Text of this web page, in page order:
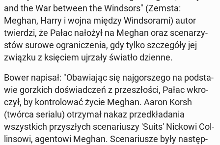
and the War between the Wind­sors" (Zemsta:
Meghan, Harry i wojna między Wind­so­ra­mi) autor
twier­dzi, że Pałac nałożył na Meghan oraz sce­na­rzy­
stów surowe ogra­ni­cze­nia, gdy tylko szcze­gó­ły jej
związku z księ­ciem ujrzały światło dzienne.
Bower napisał: "Oba­wia­jąc się naj­gor­sze­go na pod­sta­
wie gorz­kich do­świad­czeń z prze­szło­ści, Pałac wkro­
czył, by kon­tro­lo­wać życie Meghan. Aaron Korsh
(twórca serialu) otrzy­mał nakaz przed­kła­da­nia
wszyst­kich przy­szłych sce­na­riu­szy 'Suits' Nickowi Col­
lin­so­wi, agen­to­wi Meghan. Sce­na­riu­sze były na­stęp­